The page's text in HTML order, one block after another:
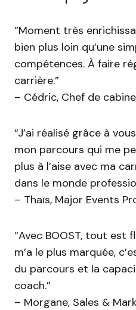
“Moment très
bien plus loin qu’une
compétences. À faire
carrière.”
– Cédric, Chef de
“J’ai réalisé grâce à
mon parcours qui me
plus à l’aise avec ma
dans le monde
– Thaïs, Major Events
“Avec BOOST, tout est
m’a le plus marquée,
du parcours et la
coach.”
– Morgane, Sales &